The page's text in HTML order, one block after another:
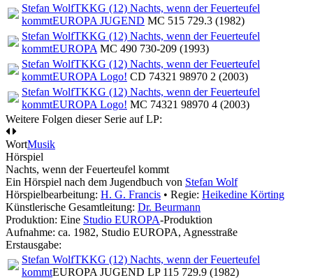
Stefan WolfTKKG (12) Nachts, wenn der Feuerteufel
kommtEUROPA JUGEND MC 515 729.3 (1982)
Stefan WolfTKKG (12) Nachts, wenn der Feuerteufel
kommtEUROPA MC 490 730-209 (1993)
Stefan WolfTKKG (12) Nachts, wenn der Feuerteufel
kommtEUROPA Logo! CD 74321 98970 2 (2003)
Stefan WolfTKKG (12) Nachts, wenn der Feuerteufel
kommtEUROPA Logo! MC 74321 98970 4 (2003)
Weitere Folgen dieser Serie auf LP:
WortMusik
Hörspiel
Nachts, wenn der Feuerteufel kommt
Ein Hörspiel nach dem Jugendbuch von Stefan Wolf
Hörspielbearbeitung: H. G. Francis • Regie: Heikedine Körting
Künstlerische Gesamtleitung: Dr. Beurmann
Produktion: Eine Studio EUROPA-Produktion
Aufnahme: ca. 1982, Studio EUROPA, Agnesstraße
Erstausgabe:
Stefan WolfTKKG (12) Nachts, wenn der Feuerteufel
kommtEUROPA JUGEND LP 115 729.9 (1982)